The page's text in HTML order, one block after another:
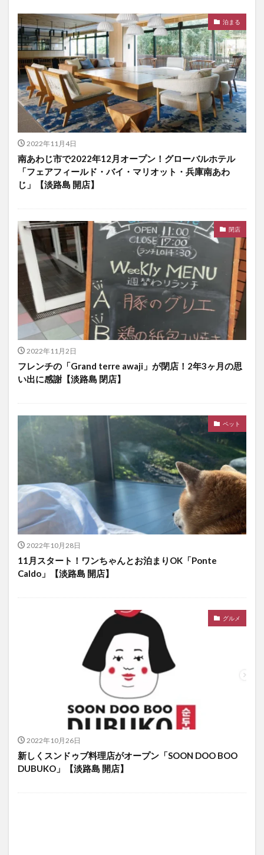
泊まる
2022年11月4日
南あわじ市で2022年12月オープン！グローバルホテル
「フェアフィールド・バイ・マリオット・兵庫南あわ
じ」【淡路島 開店】
閉店
2022年11月2日
フレンチの「Grand terre awaji」が閉店！2年3ヶ月の思
い出に感謝【淡路島 閉店】
ペット
2022年10月28日
11月スタート！ワンちゃんとお泊まりOK「Ponte
Caldo」【淡路島 開店】
グルメ
2022年10月26日
新しくスンドゥブ料理店がオープン「SOON DOO BOO
DUBUKO」【淡路島 開店】